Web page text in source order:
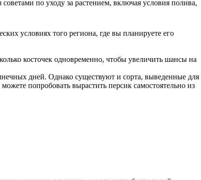
по уходу за растением, включая условия полива,
условиях того региона, где вы планируете его
косточек одновременно, чтобы увеличить шансы на
дней. Однако существуют и сорта, выведенные для
попробовать вырастить персик самостоятельно из